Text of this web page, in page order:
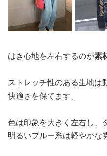
はき心地を左右するのが素
ストレッチ性のある生地は
快適さを保てます。
色は印象を大きく左右し、
明るいブルー系は軽やかな